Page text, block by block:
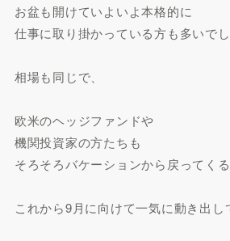
お盆も開けていよいよ本格的に
仕事に取り掛かっている方も多いでし
相場も同じで、
欧米のヘッジファンドや
機関投資家の方たちも
そろそろバケーションから戻ってく
これから9月に向けて一気に動き出し